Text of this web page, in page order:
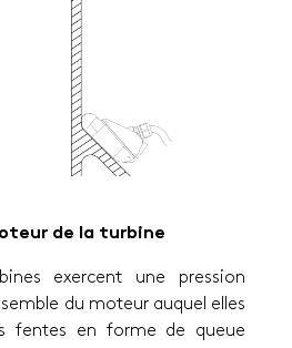
de la turbine
exercent une pression
du moteur auquel elles
fentes en forme de queue